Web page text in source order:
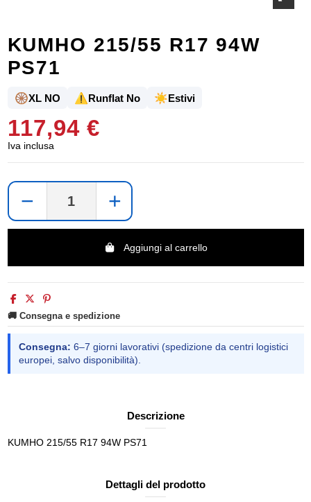
KUMHO 215/55 R17 94W
PS71
🛞XL NO ⚠️Runflat No ☀️Estivi
117,94 €
Iva inclusa
− +
Aggiungi al carrello
🚚 Consegna e spedizione
Consegna: 6–7 giorni lavorativi (spedizione da centri logistici
europei, salvo disponibilità).
Descrizione
KUMHO 215/55 R17 94W PS71
Dettagli del prodotto